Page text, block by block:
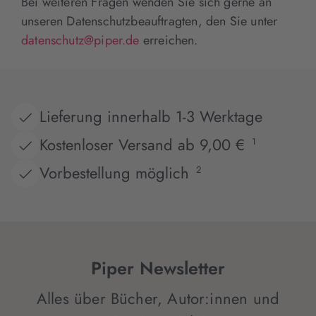
unseren Datenschutzbeauftragten, den Sie unter
datenschutz@piper.de erreichen.
Lieferung innerhalb 1-3 Werktage
Kostenloser Versand ab 9,00 €
1
Vorbestellung möglich 2
Piper Newsletter
Alles über Bücher, Autor:innen und